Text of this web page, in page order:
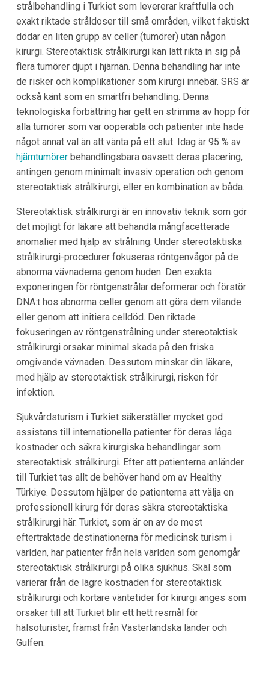
strålbehandling i Turkiet som levererar kraftfulla och
exakt riktade stråldoser till små områden, vilket faktiskt
dödar en liten grupp av celler (tumörer) utan någon
kirurgi. Stereotaktisk strålkirurgi kan lätt rikta in sig på
flera tumörer djupt i hjärnan. Denna behandling har inte
de risker och komplikationer som kirurgi innebär. SRS är
också känt som en smärtfri behandling. Denna
teknologiska förbättring har gett en strimma av hopp för
alla tumörer som var ooperabla och patienter inte hade
något annat val än att vänta på ett slut. Idag är 95 % av
hjärntumörerbehandlingsbara oavsett deras placering,
antingen genom minimalt invasiv operation och genom
stereotaktisk strålkirurgi, eller en kombination av båda.
Stereotaktisk strålkirurgi är en innovativ teknik som gör
det möjligt för läkare att behandla mångfacetterade
anomalier med hjälp av strålning. Under stereotaktiska
strålkirurgi-procedurer fokuseras röntgenvågor på de
abnorma vävnaderna genom huden. Den exakta
exponeringen för röntgenstrålar deformerar och förstör
DNA:t hos abnorma celler genom att göra dem vilande
eller genom att initiera celldöd. Den riktade
fokuseringen av röntgenstrålning under stereotaktisk
strålkirurgi orsakar minimal skada på den friska
omgivande vävnaden. Dessutom minskar din läkare,
med hjälp av stereotaktisk strålkirurgi, risken för
infektion.
Sjukvårdsturism i Turkiet säkerställer mycket god
assistans till internationella patienter för deras låga
kostnader och säkra kirurgiska behandlingar som
stereotaktisk strålkirurgi. Efter att patienterna anländer
till Turkiet tas allt de behöver hand om av Healthy
Türkiye. Dessutom hjälper de patienterna att välja en
professionell kirurg för deras säkra stereotaktiska
strålkirurgi här. Turkiet, som är en av de mest
eftertraktade destinationerna för medicinsk turism i
världen, har patienter från hela världen som genomgår
stereotaktisk strålkirurgi på olika sjukhus. Skäl som
varierar från de lägre kostnaden för stereotaktisk
strålkirurgi och kortare väntetider för kirurgi anges som
orsaker till att Turkiet blir ett hett resmål för
hälsoturister, främst från Västerländska länder och
Gulfen.